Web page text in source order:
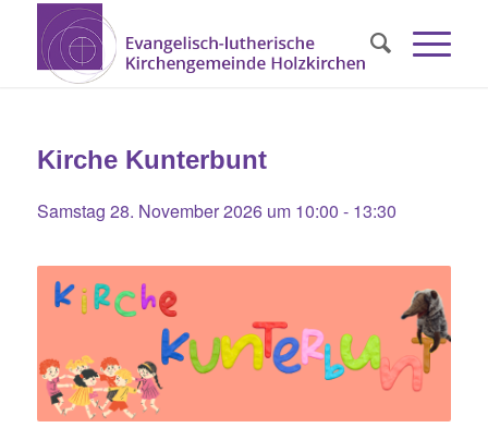
Kirche Kunterbunt
Samstag 28. November 2026 um 10:00 - 13:30